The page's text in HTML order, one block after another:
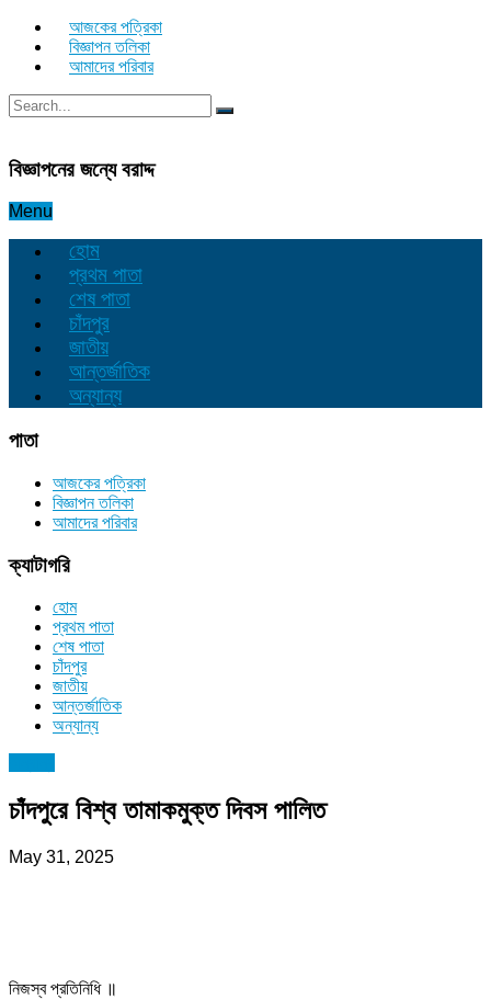
আজকের পত্রিকা
বিজ্ঞাপন তলিকা
আমাদের পরিবার
বিজ্ঞাপনের জন্যে বরাদ্দ
Menu
হোম
প্রথম পাতা
শেষ পাতা
চাঁদপুর
জাতীয়
আন্তর্জাতিক
অন্যান্য
পাতা
আজকের পত্রিকা
বিজ্ঞাপন তলিকা
আমাদের পরিবার
ক্যাটাগরি
হোম
প্রথম পাতা
শেষ পাতা
চাঁদপুর
জাতীয়
আন্তর্জাতিক
অন্যান্য
চাঁদপুরে বিশ্ব তামাকমুক্ত দিবস পালিত
May 31, 2025
নিজস্ব প্রতিনিধি ॥